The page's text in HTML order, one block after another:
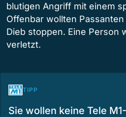
blutigen Angriff mit einem
Offenbar wollten
Dieb stoppen. Eine Person
verletzt.
TIPP
Sie wollen keine Tele